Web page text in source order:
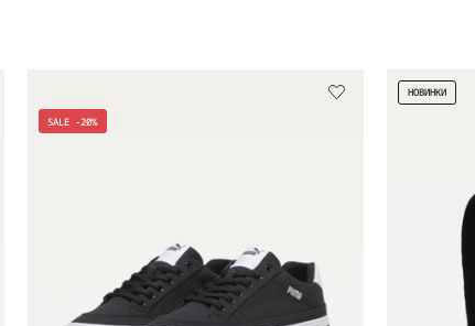
SALE -20%
НОВИНКИ